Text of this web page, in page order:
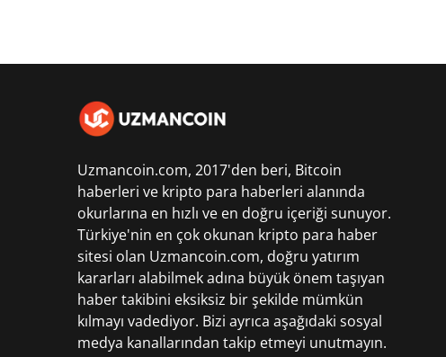
Uzmancoin.com, 2017'den beri, Bitcoin
haberleri ve kripto para haberleri alanında
okurlarına en hızlı ve en doğru içeriği sunuyor.
Türkiye'nin en çok okunan kripto para haber
sitesi olan Uzmancoin.com, doğru yatırım
kararları alabilmek adına büyük önem taşıyan
haber takibini eksiksiz bir şekilde mümkün
kılmayı vadediyor. Bizi ayrıca aşağıdaki sosyal
medya kanallarından takip etmeyi unutmayın.